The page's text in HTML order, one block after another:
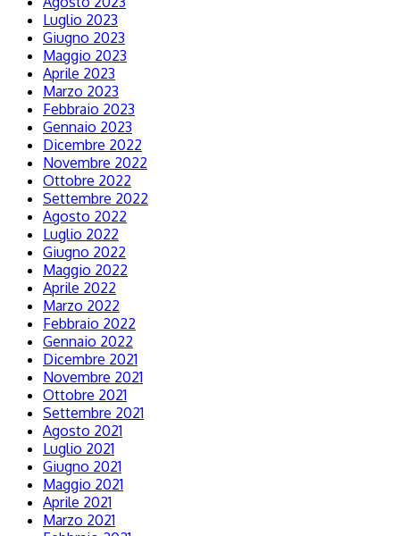
Luglio 2023
Giugno 2023
Maggio 2023
Aprile 2023
Marzo 2023
Febbraio 2023
Gennaio 2023
Dicembre 2022
Novembre 2022
Ottobre 2022
Settembre 2022
Agosto 2022
Luglio 2022
Giugno 2022
Maggio 2022
Aprile 2022
Marzo 2022
Febbraio 2022
Gennaio 2022
Dicembre 2021
Novembre 2021
Ottobre 2021
Settembre 2021
Agosto 2021
Luglio 2021
Giugno 2021
Maggio 2021
Aprile 2021
Marzo 2021